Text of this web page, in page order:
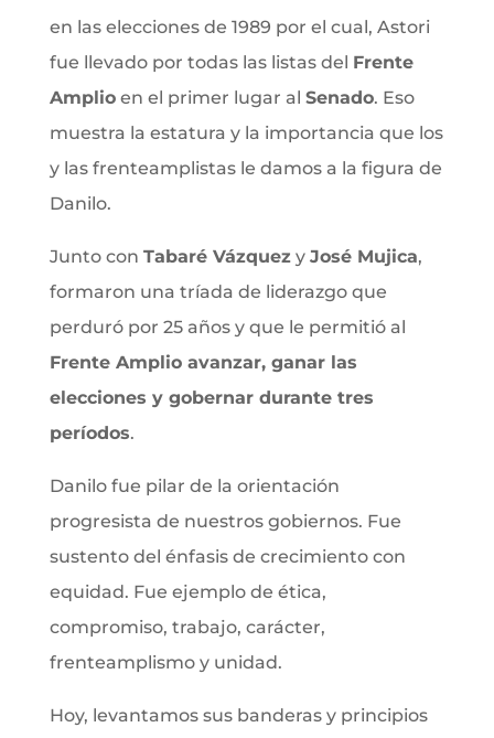
en las elecciones de 1989 por el cual, Astori
fue llevado por todas las listas del Frente
Amplioen el primer lugar al Senado. Eso
muestra la estatura y la importancia que los
y las frenteamplistas le damos a la figura de
Danilo.
Junto con Tabaré Vázquezy José Mujica,
formaron una tríada de liderazgo que
perduró por 25 años y que le permitió al
Frente Amplio avanzar, ganar las
elecciones y gobernar durante tres
períodos.
Danilo fue pilar de la orientación
progresista de nuestros gobiernos. Fue
sustento del énfasis de crecimiento con
equidad. Fue ejemplo de ética,
compromiso, trabajo, carácter,
frenteamplismo y unidad.
Hoy, levantamos sus banderas y principios